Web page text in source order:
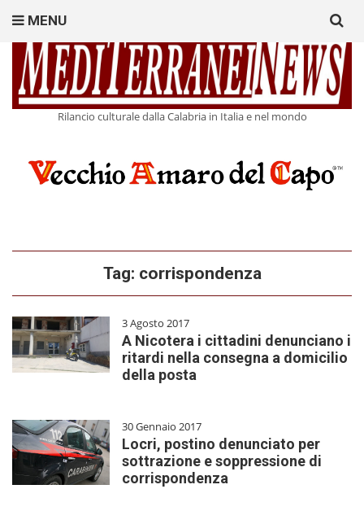
Rilancio culturale dalla Calabria in Italia e nel mondo
MENU
for:
Tag: corrispondenza
3 Agosto 2017
A Nicotera i cittadini denunciano i
ritardi nella consegna a domicilio
della posta
30 Gennaio 2017
Locri, postino denunciato per
sottrazione e soppressione di
corrispondenza